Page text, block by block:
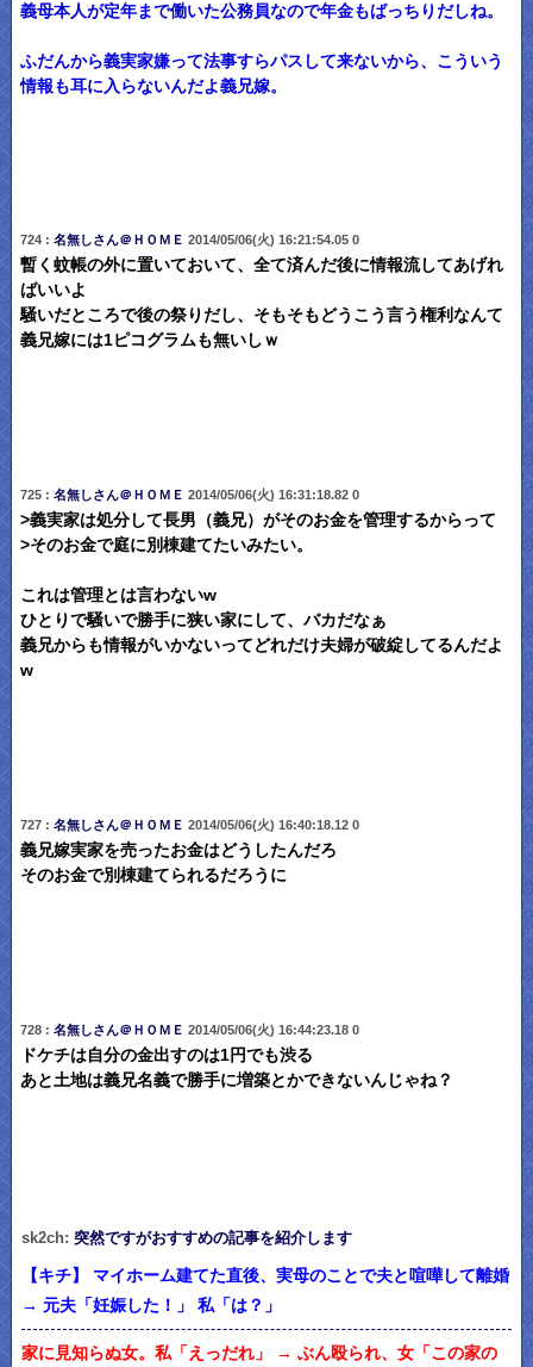
義母本人が定年まで働いた公務員なので年金もばっちりだしね。
ふだんから義実家嫌って法事すらパスして来ないから、こういう
情報も耳に入らないんだよ義兄嫁。
724 : 名無しさん＠ＨＯＭＥ 2014/05/06(火) 16:21:54.05 0
暫く蚊帳の外に置いておいて、全て済んだ後に情報流してあげれ
ばいいよ
騒いだところで後の祭りだし、そもそもどうこう言う権利なんて
義兄嫁には1ピコグラムも無いしｗ
725 : 名無しさん＠ＨＯＭＥ 2014/05/06(火) 16:31:18.82 0
>義実家は処分して長男（義兄）がそのお金を管理するからって
>そのお金で庭に別棟建てたいみたい。
これは管理とは言わないw
ひとりで騒いで勝手に狭い家にして、バカだなぁ
義兄からも情報がいかないってどれだけ夫婦が破綻してるんだよ
w
727 : 名無しさん＠ＨＯＭＥ 2014/05/06(火) 16:40:18.12 0
義兄嫁実家を売ったお金はどうしたんだろ
そのお金で別棟建てられるだろうに
728 : 名無しさん＠ＨＯＭＥ 2014/05/06(火) 16:44:23.18 0
ドケチは自分の金出すのは1円でも渋る
あと土地は義兄名義で勝手に増築とかできないんじゃね？
sk2ch: 突然ですがおすすめの記事を紹介します
【キチ】 マイホーム建てた直後、実母のことで夫と喧嘩して離婚
→ 元夫「妊娠した！」 私「は？」
家に見知らぬ女。私「えっだれ」 → ぶん殴られ、女「この家の